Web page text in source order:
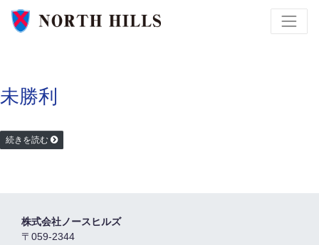
未勝利
続きを読む
株式会社ノースヒルズ
〒059-2344